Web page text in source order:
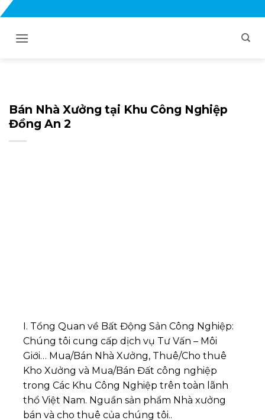
Bỏ
Bán Nhà Xưởng tại Khu Công Nghiệp
Đồng An 2
I. Tổng Quan về Bất Động Sản Công Nghiệp:
Chúng tôi cung cấp dịch vụ Tư Vấn – Môi
Giới… Mua/Bán Nhà Xưởng, Thuê/Cho thuê
Kho Xưởng và Mua/Bán Đất công nghiệp
trong Các Khu Công Nghiệp trên toàn lãnh
thổ Việt Nam. Nguần sản phẩm Nhà xưởng
bán và cho thuê của chúng tôi..